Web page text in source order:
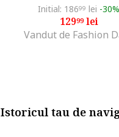
Initial: 18699 lei -30%
12999lei
Vandut de Fashion
Istoricul tau de